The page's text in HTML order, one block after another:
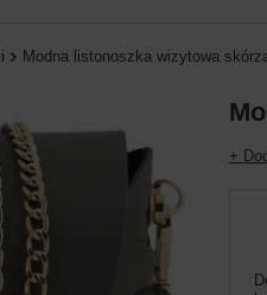
Modna listonoszka wizytowa
+